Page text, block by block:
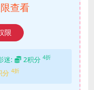
查看
限
迷: 2积分 4折
分 4折